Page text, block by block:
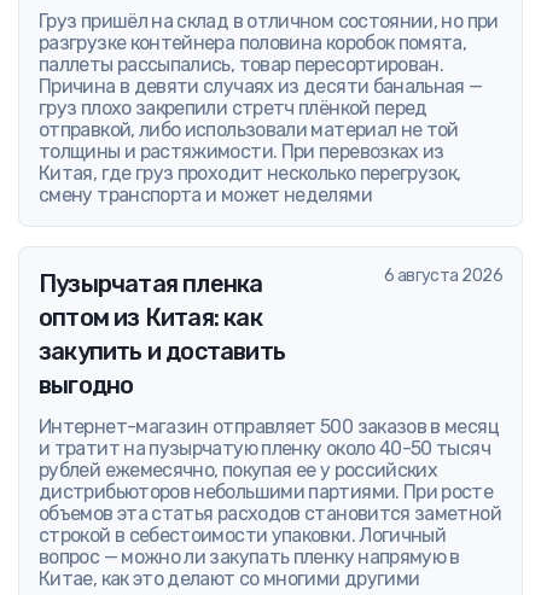
Груз пришёл на склад в отличном состоянии, но при
разгрузке контейнера половина коробок помята,
паллеты рассыпались, товар пересортирован.
Причина в девяти случаях из десяти банальная —
груз плохо закрепили стретч плёнкой перед
отправкой, либо использовали материал не той
толщины и растяжимости. При перевозках из
Китая, где груз проходит несколько перегрузок,
смену транспорта и может неделями
Пузырчатая пленка
оптом из Китая: как
закупить и доставить
выгодно
6 августа 2026
Интернет-магазин отправляет 500 заказов в месяц
и тратит на пузырчатую пленку около 40-50 тысяч
рублей ежемесячно, покупая ее у российских
дистрибьюторов небольшими партиями. При росте
объемов эта статья расходов становится заметной
строкой в себестоимости упаковки. Логичный
вопрос — можно ли закупать пленку напрямую в
Китае, как это делают со многими другими